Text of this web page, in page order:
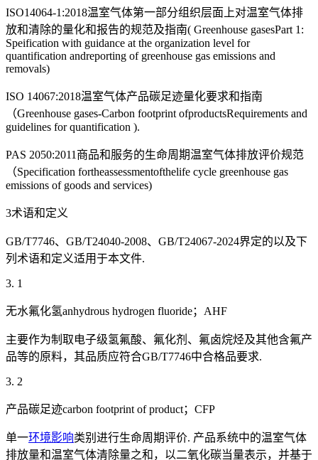
ISO14064-1:2018温室气体第一部分组织层面上对温室气体排
放和清除的量化和报告的规范及指南( Greenhouse gasesPart 1:
Speification with guidance at the organization level for
quantification andreporting of greenhouse gas emissions and
removals)
ISO 14067:2018温室气体产品碳足迹量化要求和指南
（Greenhouse gases-Carbon footprint ofproductsRequirements and
guidelines for quantification ).
PAS 2050:2011商品和服务的生命周期温室气体排放评价规范
（Specification fortheassessmentofthelife cycle greenhouse gas
emissions of goods and services)
3术语和定义
GB/T7746、GB/T24040-2008、GB/T24067-2024界定的以及下
列术语和定义适用于本文件.
3. 1
无水氟化氢anhydrous hydrogen fluoride；AHF
主要作为制取电子级氢氟酸、氟化剂、氟卤烷烃及其他含氟产
品等的原料，其品质应符合GB/T7746中合格品要求.
3. 2
产品碳足迹carbon footprint of product；CFP
单一环境影响类别进行生命周期评价. 产品系统中的温室气体
排放量和温室气体清除量之和，以二氧化碳当量表示，并基于